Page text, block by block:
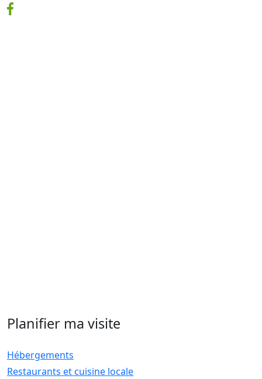
Planifier ma visite
Hébergements
Restaurants et cuisine locale